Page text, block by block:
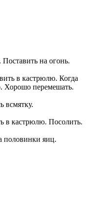
на огонь.
в кастрюлю. Когда
Хорошо перемешать.
всмятку.
в кастрюлю. Посолить.
половинки яиц.